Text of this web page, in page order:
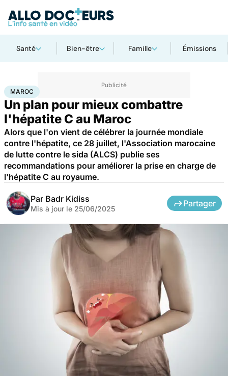
Santé Bien-être Famille Émissions
AccueilSanté
MAROC
Un plan pour mieux combattre
l'hépatite C au Maroc
Alors que l'on vient de célébrer la journée mondiale
contre l'hépatite, ce 28 juillet, l'Association marocaine
de lutte contre le sida (ALCS) publie ses
recommandations pour améliorer la prise en charge de
l'hépatite C au royaume.
Par Badr Kidiss
Mis à jour le 25/06/2025
Partager